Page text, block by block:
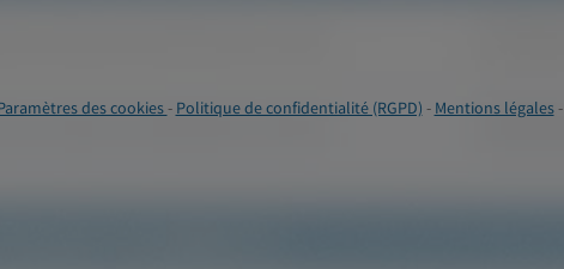
des cookies- Politique de confidentialité (RGPD) - Mentions légales-